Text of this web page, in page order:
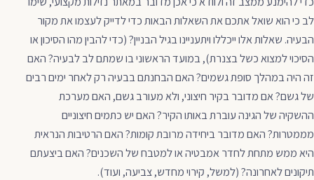
לב כי הוא שואל אתכם את השאלות הבאות כדי לדייק לעצמו את מקור
הבעיה. שאלות אלו ייכללו ויתעניינו בגיל הבניין? (כדי להבין מהו הסיכון או
הסיכוי למצוא כשל בצנרת), במועד הראשוני בו שמתם לב לבעיה? האם
זה היה במהלך סופת גשמים? האם הבחנתם בבעיה רק ​​לאחר ימים רבים
של גשם? אם מדובר בקיר חיצוני, ולא מעורב גשם, האם מערכת
ההשקיה של הגינה עוברת באותו הקיר? האם יש כתמים חיצוניים
מממטרות? האם מדובר ביחידה מרובת קומות? האם הרטיבות הנראית
היא ממש מתחת לחדר אמבטיה או למטבח של השכנים? האם ביצעתם
תיקונים לאחרונה? (למשל, קירוי מחדש, צביעה, ועוד).